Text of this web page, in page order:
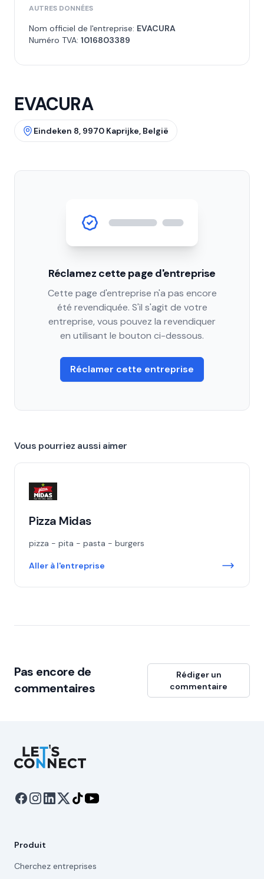
AUTRES DONNÉES
Nom officiel de l'entreprise: EVACURA
Numéro TVA: 1016803389
EVACURA
Eindeken 8, 9970 Kaprijke, België
Réclamez cette page d'entreprise
Cette page d'entreprise n'a pas encore
été revendiquée. S'il s'agit de votre
entreprise, vous pouvez la revendiquer
en utilisant le bouton ci-dessous.
Réclamer cette entreprise
Vous pourriez aussi aimer
Pizza Midas
pizza - pita - pasta - burgers
Aller à l'entreprise
Pas encore de
commentaires
Rédiger un
commentaire
Let's Connect
Produit
Cherchez entreprises